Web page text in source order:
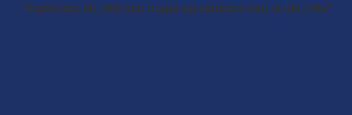
"Ingen kan alt, alle kan noget og sammen kan vi det hele"